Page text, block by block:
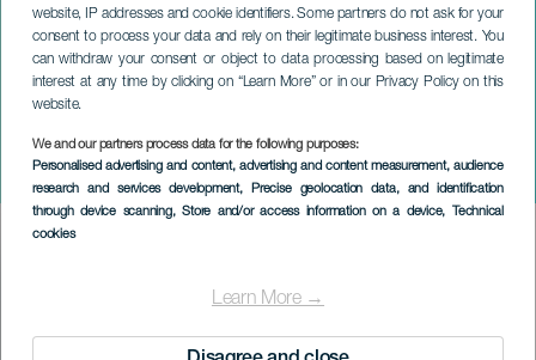
website, IP addresses and cookie identifiers. Some partners do not ask for your
consent to process your data and rely on their legitimate business interest. You
can withdraw your consent or object to data processing based on legitimate
interest at any time by clicking on “Learn More” or in our Privacy Policy on this
website.
We and our partners process data for the following purposes:
Personalised advertising and content, advertising and content measurement, audience
research and services development, Precise geolocation data, and identification
through device scanning, Store and/or access information on a device, Technical
cookies
Learn More →
Benamas Full Gas
LA PALMA
Imagen